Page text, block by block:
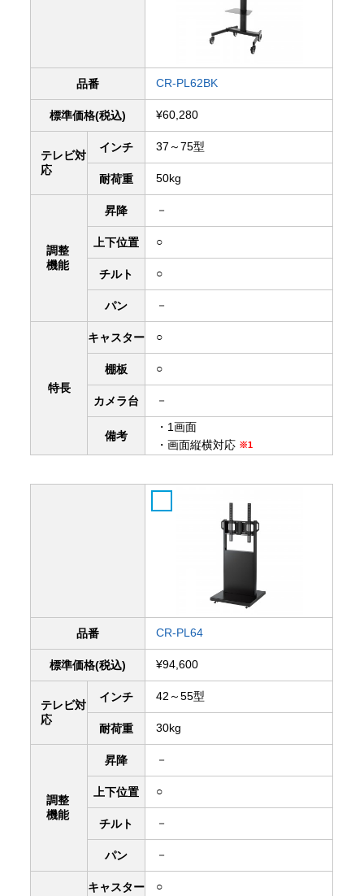
品番 CR-PL62BK
標準価格(税込) ¥60,280
テレビ対
応
インチ 37～75型
耐荷重 50kg
調整
機能
昇降 －
上下位置 ○
チルト ○
パン －
特長
キャスター ○
棚板 ○
カメラ台 －
備考
・1画面
・画面縦横対応 ※1
品番 CR-PL64
標準価格(税込) ¥94,600
テレビ対
応
インチ 42～55型
耐荷重 30kg
調整
機能
昇降 －
上下位置 ○
チルト －
パン －
キャスター ○